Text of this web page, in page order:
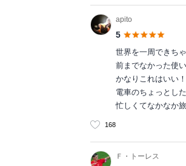
apito
5
世界を一周できちゃ
前までなかった使
かなりこれはいい！
電車のちょっとし
忙しくてなかなか
168
Ｆ・トーレス